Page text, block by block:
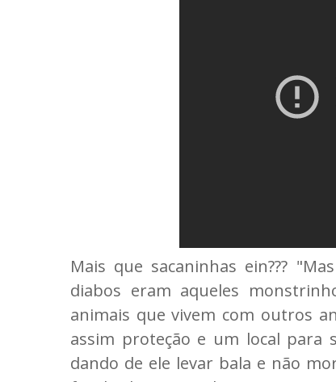
Mais que sacaninhas ein???
diabos eram aqueles
animais que vivem com outros
assim proteção e um local para
dando de ele levar bala e não